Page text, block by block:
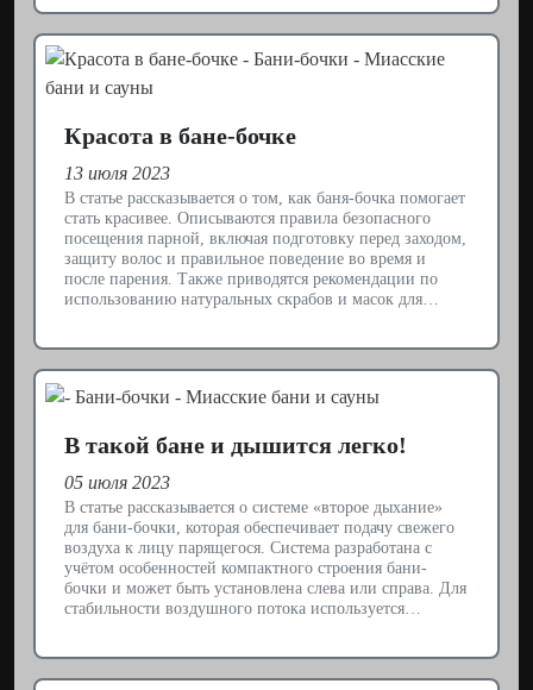
Красота в бане-бочке
13 июля 2023
В статье рассказывается о том, как баня-бочка помогает
стать красивее. Описываются правила безопасного
посещения парной, включая подготовку перед заходом,
защиту волос и правильное поведение во время и
после парения. Также приводятся рекомендации по
использованию натуральных скрабов и масок для…
В такой бане и дышится легко!
05 июля 2023
В статье рассказывается о системе «второе дыхание»
для бани-бочки, которая обеспечивает подачу свежего
воздуха к лицу парящегося. Система разработана с
учётом особенностей компактного строения бани-
бочки и может быть установлена слева или справа. Для
стабильности воздушного потока используется…